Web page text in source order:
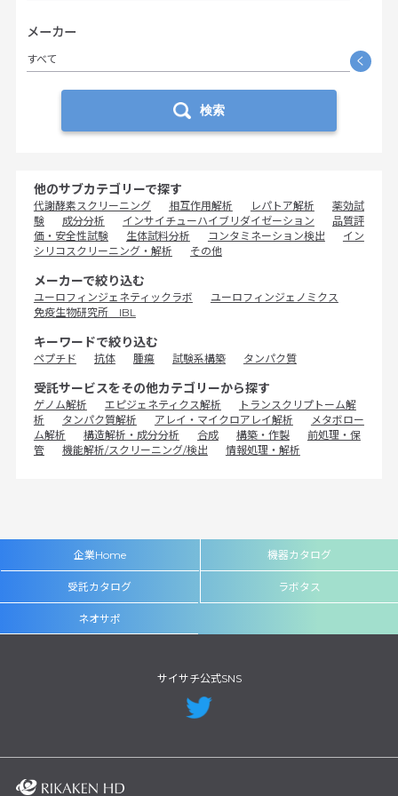
メーカー
すべて く
検索
他のサブカテゴリーで探す
代謝酵素スクリーニング 相互作用解析 レパトア解析
薬効試
験
成分分析 インサイチューハイブリダイゼーション
品質評
価・安全性試験
生体試料分析 コンタミネーション検出
イン
シリコスクリーニング・解析
その他
メーカーで絞り込む
ユーロフィンジェネティックラボ
ユーロフィンジェノミクス
免疫生物研究所 IBL
キーワードで絞り込む
ペプチド 抗体 腫瘍 試験系構築 タンパク質
受託サービスをその他カテゴリーから探す
ゲノム解析 エピジェネティクス解析
トランスクリプトーム解
析
タンパク質解析 アレイ・マイクロアレイ解析
メタボロー
ム解析
構造解析・成分分析 合成 構築・作製
前処理・保
管
機能解析/スクリーニング/検出 情報処理・解析
企業Home 機器カタログ
受託カタログ ラボタス
ネオサポ
サイサチ公式SNS